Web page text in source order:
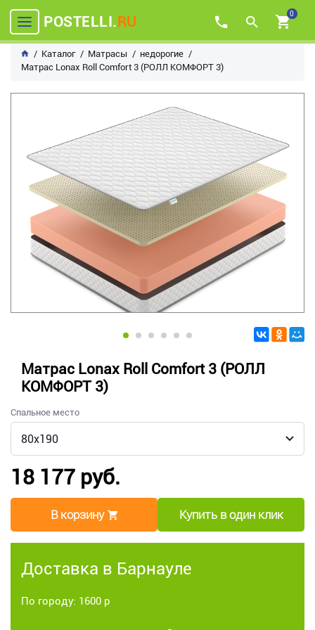
POSTELLI.RU 0
Каталог Матрасы
недорогие
Матрас Lonax Roll Comfort 3 (РОЛЛ КОМФОРТ 3)
Матрас Lonax Roll Comfort 3 (РОЛЛ
КОМФОРТ 3)
Спальное место
18 177 руб.
В корзину Купить в один клик
Доставка в Барнауле
По городу: 1600 р